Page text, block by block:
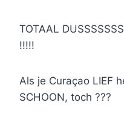
TOTAAL
!!!!!
Als je Curaçao LIEF
SCHOON, toch ???